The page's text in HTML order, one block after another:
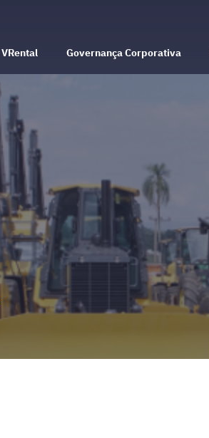
VRental Governança Corporativa